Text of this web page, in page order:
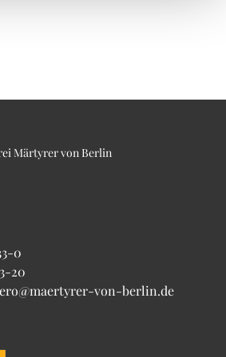
Märtyrer von Berlin
0
20
von-berlin.de